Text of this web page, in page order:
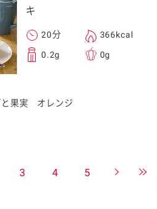
キ
20分 366kcal
0.2g 0g
と果実 オレンジ
3 4 5